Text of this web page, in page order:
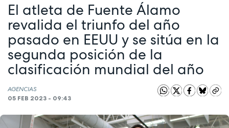
El atleta de Fuente Álamo
revalida el triunfo del año
pasado en EEUU y se sitúa en la
segunda posición de la
clasificación mundial del año
AGENCIAS
05 FEB 2023 - 09:43